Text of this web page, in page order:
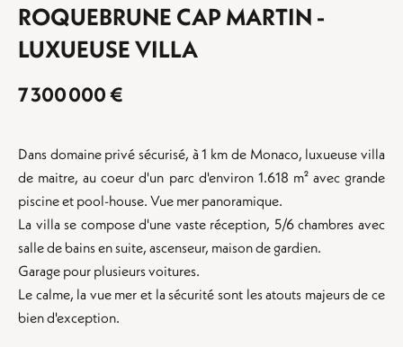
ROQUEBRUNE CAP MARTIN -
LUXUEUSE VILLA
7 300 000 €
Dans domaine privé sécurisé, à 1 km de Monaco, luxueuse villa
de maitre, au coeur d'un parc d'environ 1.618 m² avec grande
piscine et pool-house. Vue mer panoramique.
La villa se compose d'une vaste réception, 5/6 chambres avec
salle de bains en suite, ascenseur, maison de gardien.
Garage pour plusieurs voitures.
Le calme, la vue mer et la sécurité sont les atouts majeurs de ce
bien d'exception.